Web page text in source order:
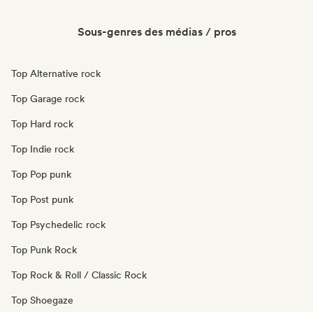
Sous-genres des médias / pros
Top Alternative rock
Top Garage rock
Top Hard rock
Top Indie rock
Top Pop punk
Top Post punk
Top Psychedelic rock
Top Punk Rock
Top Rock & Roll / Classic Rock
Top Shoegaze